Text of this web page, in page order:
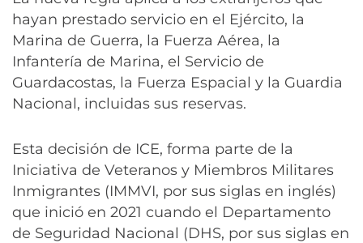
hayan prestado servicio en el Ejército, la
Marina de Guerra, la Fuerza Aérea, la
Infantería de Marina, el Servicio de
Guardacostas, la Fuerza Espacial y la Guardia
Nacional, incluidas sus reservas.
Esta decisión de ICE, forma parte de la
Iniciativa de Veteranos y Miembros Militares
Inmigrantes (IMMVI, por sus siglas en inglés)
que inició en 2021 cuando el Departamento
de Seguridad Nacional (DHS, por sus siglas en